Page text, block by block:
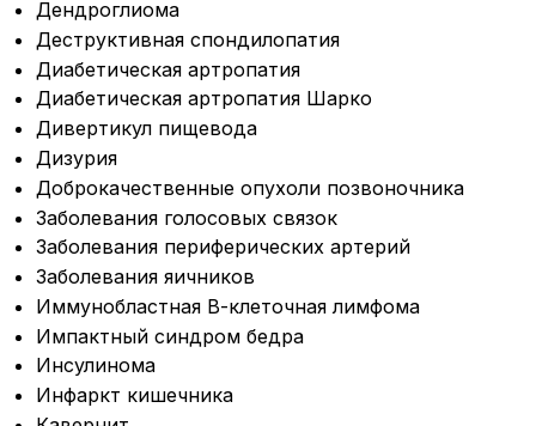
Дендроглиома
Деструктивная спондилопатия
Диабетическая артропатия
Диабетическая артропатия Шарко
Дивертикул пищевода
Дизурия
Доброкачественные опухоли позвоночника
Заболевания голосовых связок
Заболевания периферических артерий
Заболевания яичников
Иммунобластная В-клеточная лимфома
Импактный синдром бедра
Инсулинома
Инфаркт кишечника